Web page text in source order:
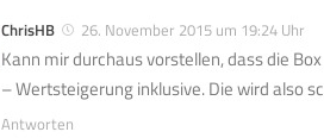
ChrisHB
26. November 2015 um 19:24 Uhr
Kann mir durchaus vorstellen, dass die
– Wertsteigerung inklusive. Die wird also
Antworten